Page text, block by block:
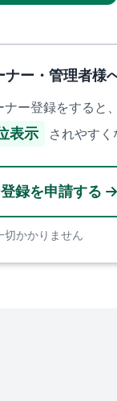
ナー・管理者様
ナー登録をすると
表示 されやす
録を申請する
切かかりません